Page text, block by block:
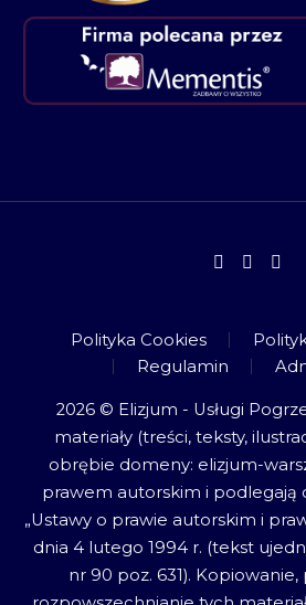
Polityka Cookies
Regulamin
2026 © Elizjum - Usługi
materiały (treści, teksty,
obrębie domeny: elizjum-
prawem autorskim i podlegają
„Ustawy o prawie autorskim i
dnia 4 lutego 1994 r. (tekst
nr 90 poz. 631).